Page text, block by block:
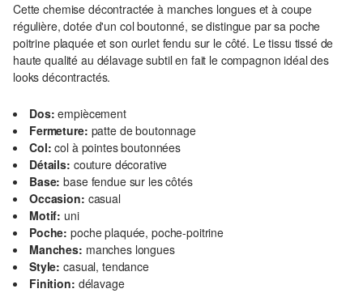
Cette chemise décontractée à manches longues et à coupe
régulière, dotée d'un col boutonné, se distingue par sa poche
poitrine plaquée et son ourlet fendu sur le côté. Le tissu tissé de
haute qualité au délavage subtil en fait le compagnon idéal des
looks décontractés.
Dos: empiècement
Fermeture: patte de boutonnage
Col: col à pointes boutonnées
Détails: couture décorative
Base: base fendue sur les côtés
Occasion: casual
Motif: uni
Poche: poche plaquée, poche-poitrine
Manches: manches longues
Style: casual, tendance
Finition: délavage